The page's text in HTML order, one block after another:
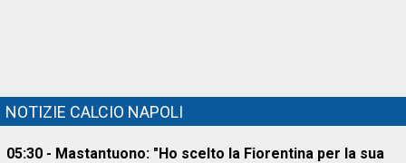
NOTIZIE CALCIO NAPOLI
05:30 - Mastantuono: "Ho scelto la Fiorentina per la sua